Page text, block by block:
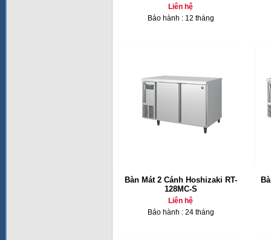
Liên hệ
Bảo hành : 12 tháng
Bàn Mát 2 Cánh Hoshizaki RT-
128MC-S
Liên hệ
Bảo hành : 24 tháng